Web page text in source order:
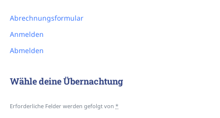
Abrechnungsformular
Anmelden
Abmelden
Wähle deine Übernachtung
Erforderliche Felder werden gefolgt von *